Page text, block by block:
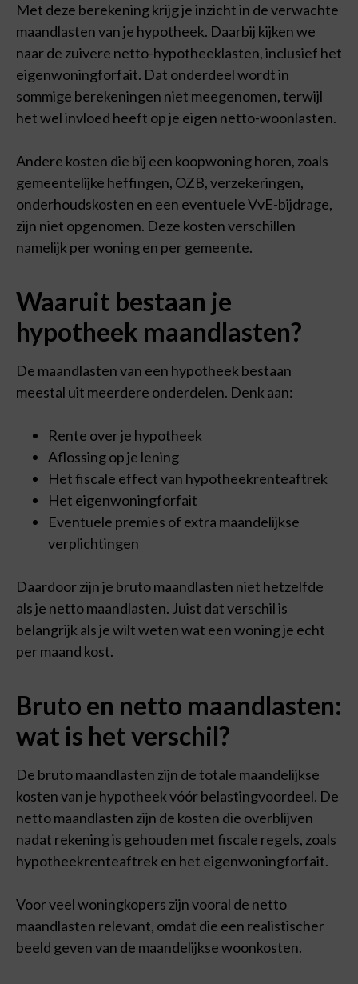
Cookie voorkeuren
Om de beste ervaringen te bieden, gebruiken wij
op te slaan en/of te raadplegen. Door in te stemmen met deze
unieke ID's op deze site verwerken. Als je geen toestemming
geeft of je toestemming intrekt, kan dit een nadelige invloed
hebben op bepaalde functies en mogelijkheden op onze
website.
Accepteren
Bekijk voorkeuren
CookiesPrivacy Policy
Met deze berekening krijg je inzicht in de verwachte
maandlasten van je hypotheek. Daarbij kijken we
naar de zuivere netto-hypotheeklasten, inclusief het
eigenwoningforfait. Dat onderdeel wordt in
sommige berekeningen niet meegenomen, terwijl
het wel invloed heeft op je eigen netto-woonlasten.
Andere kosten die bij een koopwoning horen, zoals
gemeentelijke heffingen, OZB, verzekeringen,
onderhoudskosten en een eventuele VvE-bijdrage,
zijn niet opgenomen. Deze kosten verschillen
namelijk per woning en per gemeente.
Waaruit bestaan je
hypotheek maandlasten?
De maandlasten van een hypotheek bestaan
meestal uit meerdere onderdelen. Denk aan:
Rente over je hypotheek
Aflossing op je lening
Het fiscale effect van hypotheekrenteaftrek
Het eigenwoningforfait
Eventuele premies of extra maandelijkse
verplichtingen
Daardoor zijn je bruto maandlasten niet hetzelfde
als je netto maandlasten. Juist dat verschil is
belangrijk als je wilt weten wat een woning je echt
per maand kost.
Bruto en netto maandlasten:
wat is het verschil?
De bruto maandlasten zijn de totale maandelijkse
kosten van je hypotheek vóór belastingvoordeel. De
netto maandlasten zijn de kosten die overblijven
nadat rekening is gehouden met fiscale regels, zoals
hypotheekrenteaftrek en het eigenwoningforfait.
Voor veel woningkopers zijn vooral de netto
maandlasten relevant, omdat die een realistischer
beeld geven van de maandelijkse woonkosten.